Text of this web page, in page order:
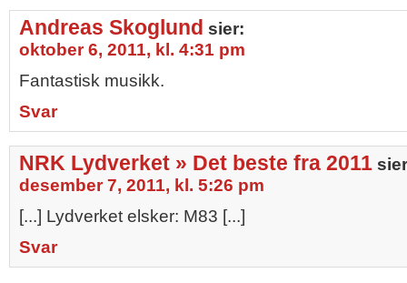
Andreas Skoglund sier:
oktober 6, 2011, kl. 4:31 pm
Fantastisk musikk.
Svar
NRK Lydverket » Det beste fra 2011
desember 7, 2011, kl. 5:26 pm
[...] Lydverket elsker: M83 [...]
Svar